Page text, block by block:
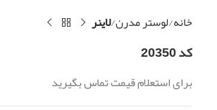
خانه لوستر مدرن لاینر
کد 20350
برای استعلام قیمت تماس بگیرید